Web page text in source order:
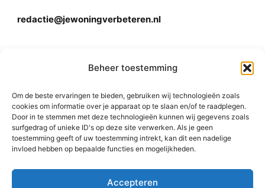
Beheer toestemming
Om de beste ervaringen te bieden, gebruiken wij technologieën zoals
cookies om informatie over je apparaat op te slaan en/of te raadplegen.
Door in te stemmen met deze technologieën kunnen wij gegevens zoals
surfgedrag of unieke ID's op deze site verwerken. Als je geen
toestemming geeft of uw toestemming intrekt, kan dit een nadelige
invloed hebben op bepaalde functies en mogelijkheden.
Accepteren
redactie@jewoningverbeteren.nl
Disclaimer